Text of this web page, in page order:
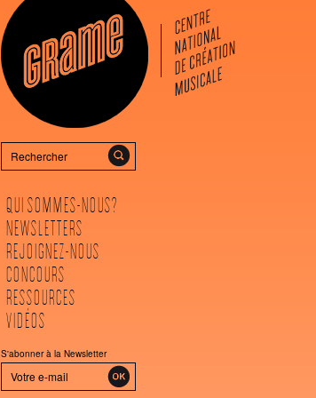
QUI SOMMES-NOUS?
NEWSLETTERS
REJOIGNEZ-NOUS
CONCOURS
RESSOURCES
VIDÉOS
S'abonner à la Newsletter